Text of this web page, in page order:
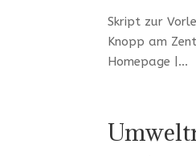
Skript zur
Knopp am
Homepage |...